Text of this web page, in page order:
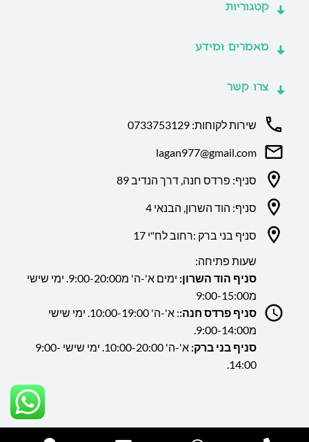
קטגוריות
מאמרים ומידע
צרו קשר
שירות לקוחות: 0733753129
lagan977@gmail.com
סניף: פרדס חנה, דרך הנדיב 89
סניף: הוד השרון, הבנאי 4
סניף בני ברק :רחוב לח"י 17
שעות פתיחה:
סניף הוד השרון:
ימים א'-ה' מ9:00-20:00. ימי שישי
מ9:00-15:00
סניף פרדס חנה:
: א'-ה' 10:00-19:00. ימי שישי
מ9:00-14:00.
סניף בני ברק:
א'-ה' 10:00-20:00. ימי שישי 9:00-
14:00.